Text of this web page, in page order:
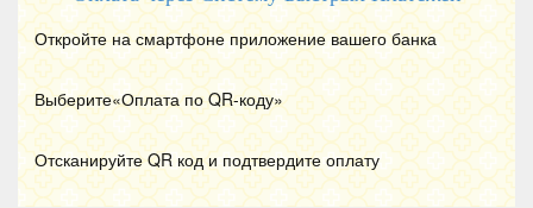
Откройте на смартфоне приложение вашего банка
Выберите«Оплата по QR-коду»
Отсканируйте QR код и подтвердите оплату